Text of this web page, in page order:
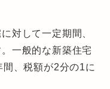
対して一定期間、
一般的な新築住宅
、税額が2分の1に